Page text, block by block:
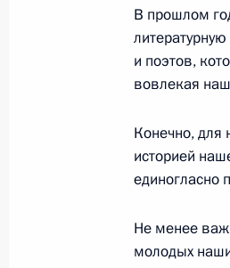
Встреча с
30 июня
Встреча с
30 июня 2016
В прошлом
и поэтов,
вовлекая
Конечно, для
историей
единогласно
Не менее
молодых